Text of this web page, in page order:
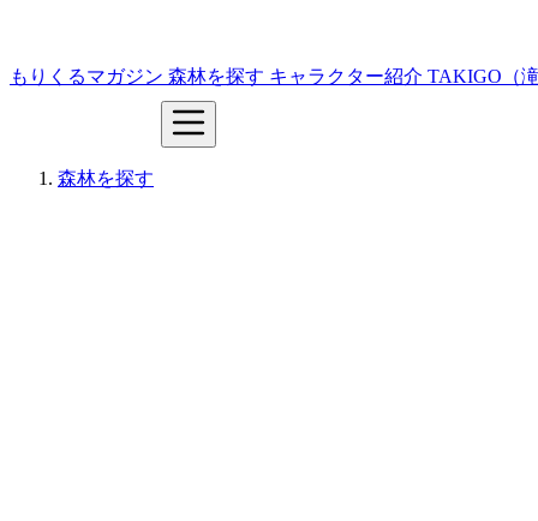
もりくるマガジン 森林を探す キャラクター紹介 TAKIGO（
森林を探す